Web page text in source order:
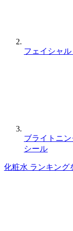
フェイシャ
ブライトニ
シール
化粧水 ランキング